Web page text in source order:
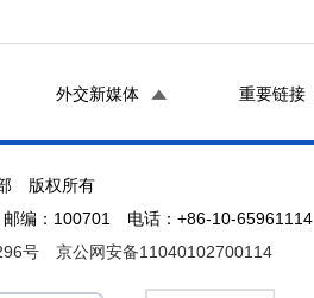
外交新媒体 重要链接
版权所有
编：100701 电话：+86-10-65961114
号 京公网安备11040102700114